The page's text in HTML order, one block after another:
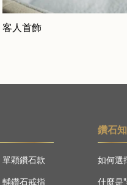
客人首飾
單顆鑽石款
輔鑽石戒指
鑽石
如何選
什麼是